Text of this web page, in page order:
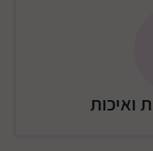
ואיכות